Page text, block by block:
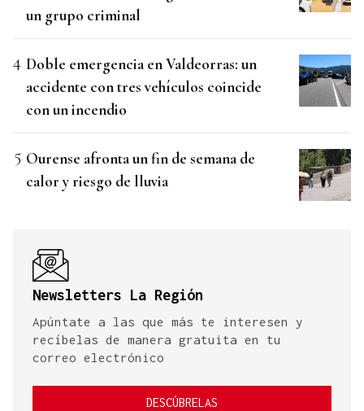
un grupo criminal
Doble emergencia en Valdeorras: un
accidente con tres vehículos coincide
con un incendio
Ourense afronta un fin de semana de
calor y riesgo de lluvia
Newsletters La Región
Apúntate a las que más te interesen y
recíbelas de manera gratuita en tu
correo electrónico
DESCÚBRELAS